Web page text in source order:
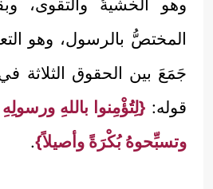
وهو الخشيةُ والتقوى،
المختصُّ بالرسول، وهو
جَمَعَ بين الحقوق الثلاثة
قوله: {لِتُؤْمِنوا باللهِ
وتسبِّحوهُ بُكْرَةً وأصيلاً}.